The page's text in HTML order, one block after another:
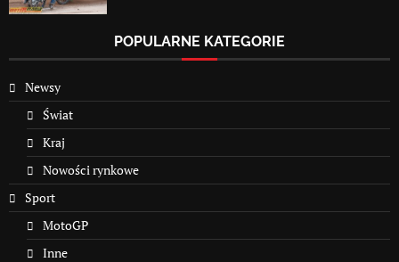
POPULARNE KATEGORIE
Newsy
Świat
Kraj
Nowości rynkowe
Sport
MotoGP
Inne